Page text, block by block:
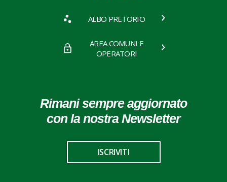
ALBO PRETORIO
AREA COMUNI E
OPERATORI
Rimani sempre aggiornato
con la nostra Newsletter
ISCRIVITI